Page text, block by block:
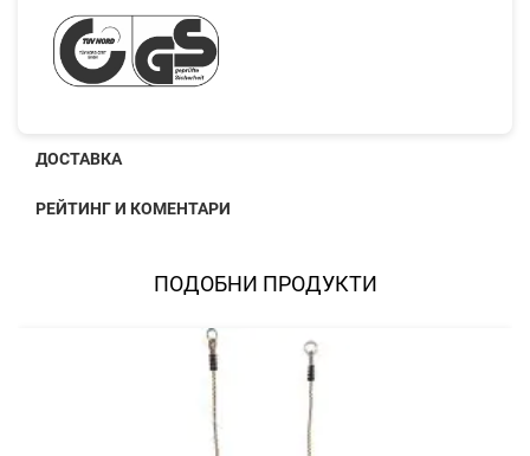
ДОСТАВКА
РЕЙТИНГ И КОМЕНТАРИ
ПОДОБНИ ПРОДУКТИ